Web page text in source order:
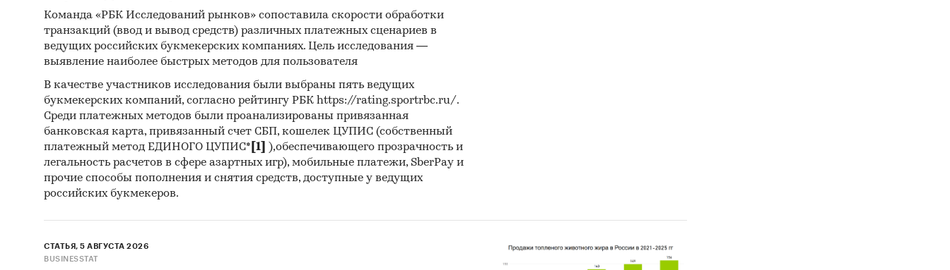
Команда «РБК Исследований рынков» сопоставила скорости обработки
транзакций (ввод и вывод средств) различных платежных сценариев в
ведущих российских букмекерских компаниях. Цель исследования —
выявление наиболее быстрых методов для пользователя
В качестве участников исследования были выбраны пять ведущих
букмекерских компаний, согласно рейтингу РБК https://rating.sportrbc.ru/.
Среди платежных методов были проанализированы привязанная
банковская карта, привязанный счет СБП, кошелек ЦУПИС (собственный
платежный метод ЕДИНОГО ЦУПИС* [1]
),обеспечивающего прозрачность и
легальность расчетов в сфере азартных игр), мобильные платежи, SberPay и
прочие способы пополнения и снятия средств, доступные у ведущих
российских букмекеров.
СТАТЬЯ, 5 АВГУСТА 2026
BUSINESSTAT